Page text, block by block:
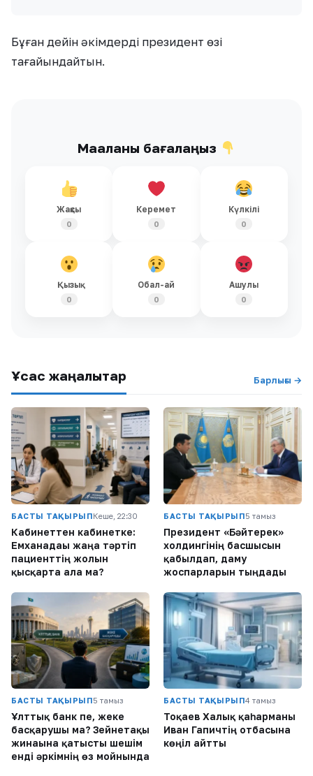
Бұған дейін әкімдерді президент өзі
тағайындайтын.
Мақаланы бағалаңыз
Жақсы
0
Керемет
0
Күлкілі
0
Қызық
0
Обал-ай
0
Ашулы
0
Ұқсас жаңалықтар Барлығы →
БАСТЫ ТАҚЫРЫПКеше, 22:30
Кабинеттен кабинетке:
Емханадағы жаңа тәртіп
пациенттің жолын
қысқарта ала ма?
БАСТЫ ТАҚЫРЫП5 тамыз
Президент «Бәйтерек»
холдингінің басшысын
қабылдап, даму
жоспарларын тыңдады
БАСТЫ ТАҚЫРЫП5 тамыз
Ұлттық банк пе, жеке
басқарушы ма? Зейнетақы
жинағына қатысты шешім
енді әркімнің өз мойнында
БАСТЫ ТАҚЫРЫП4 тамыз
Тоқаев Халық қаһарманы
Иван Гапичтің отбасына
көңіл айтты